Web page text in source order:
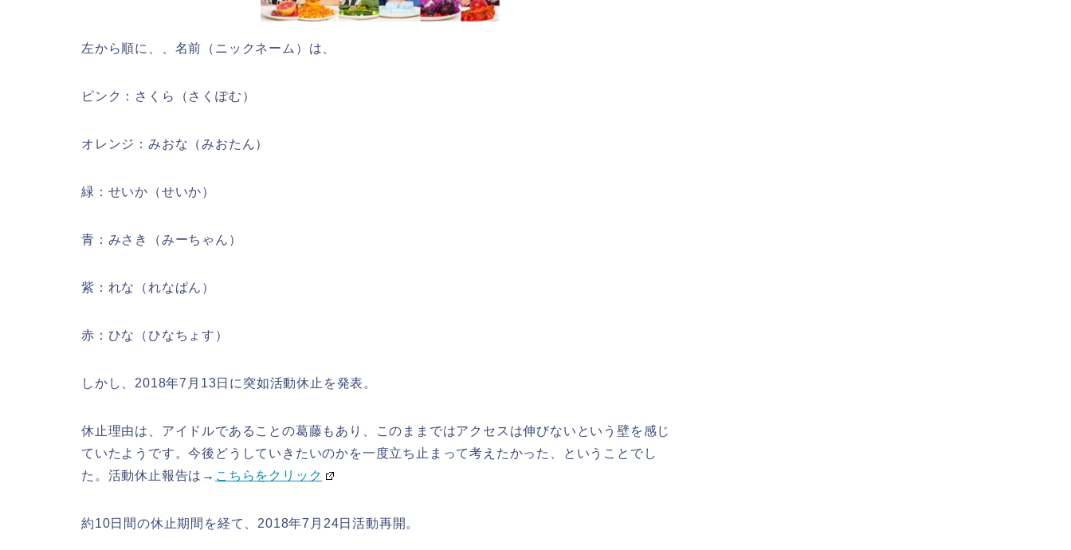
左から順に、、名前（ニックネーム）は、
ピンク：さくら（さくぽむ）
オレンジ：みおな（みおたん）
緑：せいか（せいか）
青：みさき（みーちゃん）
紫：れな（れなぱん）
赤：ひな（ひなちょす）
しかし、2018年7月13日に突如活動休止を発表。
休止理由は、アイドルであることの葛藤もあり、このままではアクセスは伸びないという壁を感じ
ていたようです。今後どうしていきたいのかを一度立ち止まって考えたかった、ということでし
た。活動休止報告は→ こちらをクリック
約10日間の休止期間を経て、2018年7月24日活動再開。